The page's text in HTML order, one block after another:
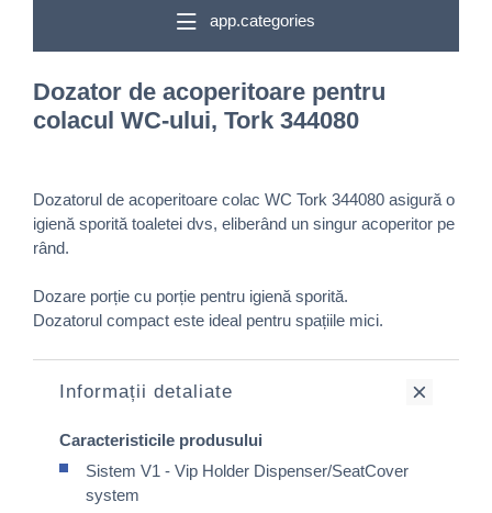
app.categories
Dozator de acoperitoare pentru
colacul WC-ului, Tork 344080
Dozatorul de acoperitoare colac WC Tork 344080 asigură o
igienă sporită toaletei dvs, eliberând un singur acoperitor pe
rând.
Dozare porție cu porție pentru igienă sporită.
Dozatorul compact este ideal pentru spațiile mici.
Informații detaliate
Caracteristicile produsului
Sistem V1 - Vip Holder Dispenser/SeatCover
system